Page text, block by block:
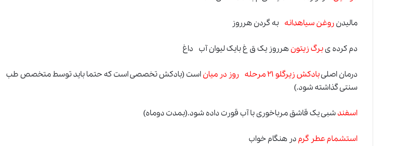
مالیدنروغن سیاهدانه به گردن هرروز
دم کرده یبرگ زیتون هرروز یک ق غ بایک لیوان آب داغ
درمان اصلیبادکش زیرگلو ۲۱ مرحله روز در میان
است (بادکش تخصصی است که حتما باید توسط متخصص طب
سنتی گذاشته شود.)
اسفندشبی یک قاشق مرباخوری با آب قورت داده شود.(بمدت دوماه)
استشمام عطر گرمدر هنگام خواب